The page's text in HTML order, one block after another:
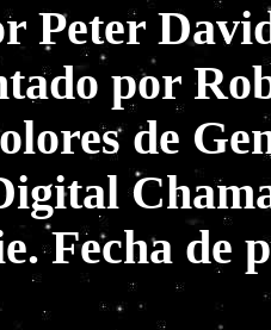
Peter
por
de
Fecha de